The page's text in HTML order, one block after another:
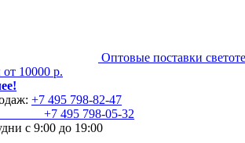
Оптовые поставки
10000 р.
+7 495 798-82-47
798-05-32
с 9:00 до 19:00